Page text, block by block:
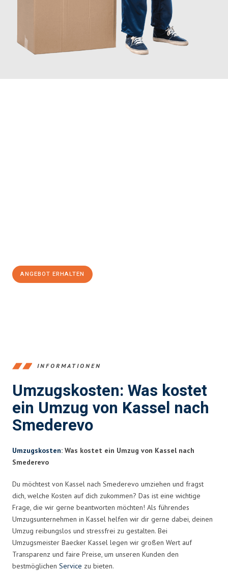
ANGEBOT ERHALTEN
INFORMATIONEN
Umzugskosten: Was kostet
ein Umzug von Kassel nach
Smederevo
Umzugskosten: Was kostet ein Umzug von Kassel nach
Smederevo
Du möchtest von Kassel nach Smederevo umziehen und fragst
dich, welche Kosten auf dich zukommen? Das ist eine wichtige
Frage, die wir gerne beantworten möchten! Als führendes
Umzugsunternehmen in Kassel helfen wir dir gerne dabei, deinen
Umzug reibungslos und stressfrei zu gestalten. Bei
Umzugsmeister Baecker Kassel legen wir großen Wert auf
Transparenz und faire Preise, um unseren Kunden den
bestmöglichen Service zu bieten.